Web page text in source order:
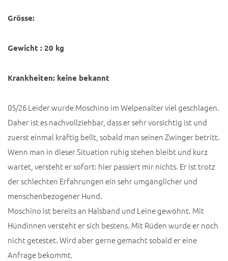
Grösse:
Gewicht : 20 kg
Krankheiten: keine bekannt
05/26 Leider wurde Moschino im Welpenalter viel geschlagen.
Daher ist es nachvollziehbar, dass er sehr vorsichtig ist und
zuerst einmal kräftig bellt, sobald man seinen Zwinger betritt.
Wenn man in dieser Situation ruhig stehen bleibt und kurz
wartet, versteht er sofort: hier passiert mir nichts. Er ist trotz
der schlechten Erfahrungen ein sehr umgänglicher und
menschenbezogener Hund.
Moschino ist bereits an Halsband und Leine gewöhnt. Mit
Hündinnen versteht er sich bestens. Mit Rüden wurde er noch
nicht getestet. Wird aber gerne gemacht sobald er eine
Anfrage bekommt.